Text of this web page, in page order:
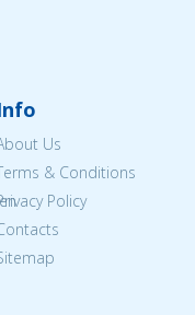
Us
& Conditions
Policy